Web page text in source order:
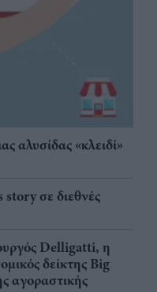
αλυσίδας «κλειδί»
story σε διεθνές
Delligatti, η
δείκτης Big
αγοραστικής